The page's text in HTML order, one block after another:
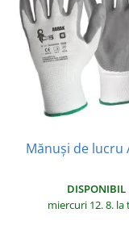
Mănuși de lucru
DISPONIBIL
miercuri 12. 8. la